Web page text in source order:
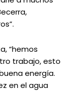
“hemos
trabajo, esto
energía.
en el agua